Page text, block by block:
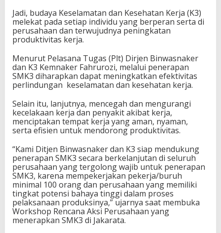
Jadi, budaya Keselamatan dan Kesehatan Kerja (K3)
melekat pada setiap individu yang berperan serta di
perusahaan dan terwujudnya peningkatan
produktivitas kerja.
Menurut Pelasana Tugas (Plt) Dirjen Binwasnaker
dan K3 Kemnaker Fahrurozi, melalui penerapan
SMK3 diharapkan dapat meningkatkan efektivitas
perlindungan keselamatan dan kesehatan kerja.
Selain itu, lanjutnya, mencegah dan mengurangi
kecelakaan kerja dan penyakit akibat kerja,
menciptakan tempat kerja yang aman, nyaman,
serta efisien untuk mendorong produktivitas.
“Kami Ditjen Binwasnaker dan K3 siap mendukung
penerapan SMK3 secara berkelanjutan di seluruh
perusahaan yang tergolong wajib untuk penerapan
SMK3, karena mempekerjakan pekerja/buruh
minimal 100 orang dan perusahaan yang memiliki
tingkat potensi bahaya tinggi dalam proses
pelaksanaan produksinya,” ujarnya saat membuka
Workshop Rencana Aksi Perusahaan yang
menerapkan SMK3 di Jakarata.